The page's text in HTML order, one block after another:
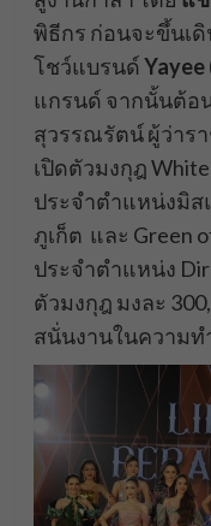
พิธีกร ก่อนจะขึ้นเ
โชว์แบรนด์
แกรนด์ จากนั้นต้อ
สุวรรณรัตน์ ผู้ว่าร
เปิดตัวมงกุฎ
ประจำตำแหน่งมิ
ภูเก็ต และ Green
ประจำตำแหน่ง
ตัวมงกุฎ มงละ
สนั่นงานในความท